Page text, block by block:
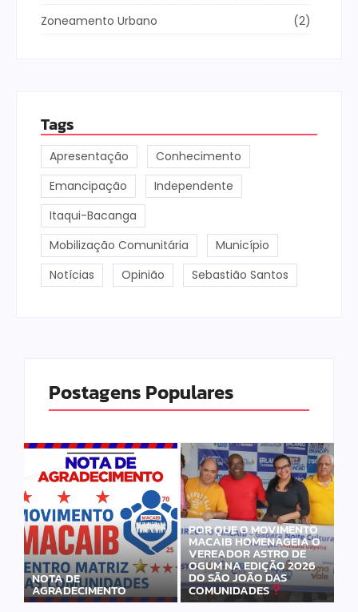
Zoneamento Urbano
(2)
Tags
Apresentação
Conhecimento
Emancipação
Independente
Itaqui-Bacanga
Mobilização Comunitária
Município
Notícias
Opinião Sebastião Santos
Postagens Populares
NOTA DE
AGRADECIMENTO
POR QUE O MOVIMENTO
MACAIB HOMENAGEIA O
VEREADOR ASTRO DE
OGUM NA EDIÇÃO 2026
DO SÃO JOÃO DAS
COMUNIDADES